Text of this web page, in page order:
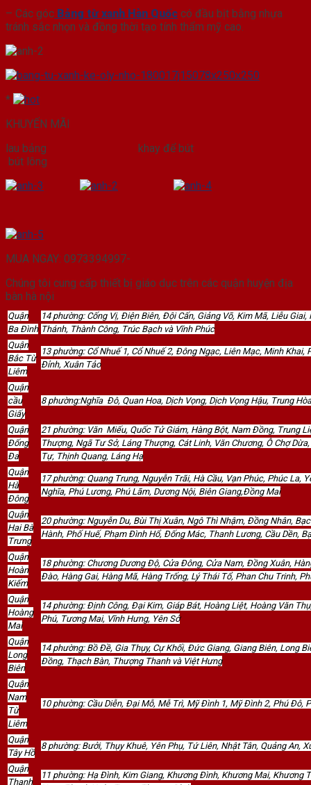
– Các góc Bảng từ xanh Hàn Quốc có đầu bịt bằng nhựa
tránh sắc nhọn và đồng thời tạo tính thẩm mỹ cao.
*
KHUYẾN MÃI
lau bảng khay để bút
bút lông
MUA NGAY: 0973394997-
Chúng tôi cung cấp thiết bị giáo dục trên các quận huyện địa
bàn hà nội
Quận
Ba Đình
14 phường: Cống Vị, Điện Biên, Đội Cấn, Giảng Võ, Kim Mã, Liễu
Thánh, Thành Công, Trúc Bạch và Vĩnh Phúc
Quận
Bắc Từ
Liêm
13 phường: Cổ Nhuế 1, Cổ Nhuế 2, Đông Ngạc, Liên Mạc, Minh
Đỉnh, Xuân Tảo
Quận
cầu
Giấy
8 phường:Nghĩa Đô, Quan Hoa, Dịch Vọng, Dịch Vọng Hậu, Trung
Quận
Đống
Đa
21 phường: Văn Miếu, Quốc Tử Giám, Hàng Bột, Nam Đồng, Trung
Thượng, Ngã Tư Sở, Láng Thượng, Cát Linh, Văn Chương, Ô Chợ
Tự, Thịnh Quang, Láng Hạ
Quận
Hà
Đông
17 phường: Quang Trung, Nguyễn Trãi, Hà Cầu, Vạn Phúc, Phúc La,
Nghĩa, Phú Lương, Phú Lãm, Dương Nội, Biên Giang,Đồng Mai
Quận
Hai Bà
Trưng
20 phường: Nguyễn Du, Bùi Thị Xuân, Ngô Thì Nhậm, Đồng Nhân,
Hành, Phố Huế, Phạm Đình Hổ, Đống Mác, Thanh Lương, Cầu Dền,
Quận
Hoàn
Kiếm
18 phường: Chương Dương Độ, Cửa Đông, Cửa Nam, Đồng Xuân,
Đào, Hàng Gai, Hàng Mã, Hàng Trống, Lý Thái Tổ, Phan Chu Trinh,
Quận
Hoàng
Mai
14 phường: Định Công, Đại Kim, Giáp Bát, Hoàng Liệt, Hoàng Văn
Phú, Tương Mai, Vĩnh Hưng, Yên Sở
Quận
Long
Biên
14 phường: Bồ Đề, Gia Thụy, Cự Khối, Đức Giang, Giang Biên, Long
Đồng, Thạch Bàn, Thượng Thanh và Việt Hưng
Quận
Nam
Từ
Liêm
10 phường: Cầu Diễn, Đại Mỗ, Mễ Trì, Mỹ Đình 1, Mỹ Đình 2, Phú Đô,
Quận
Tây Hồ
8 phường: Bưởi, Thụy Khuê, Yên Phụ, Tứ Liên, Nhật Tân, Quảng An,
Quận
Thanh
11 phường: Hạ Đình, Kim Giang, Khương Đình, Khương Mai, Khương